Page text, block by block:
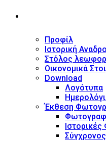
Προφίλ
Ιστορική
Στόλος
Οικονομικά
Download
Λογότυπα
Έκθεση